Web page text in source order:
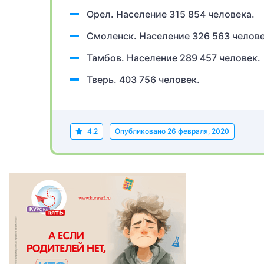
Орел. Население 315 854 человека.
Смоленск. Население 326 563
Тамбов. Население 289 457 человек.
Тверь. 403 756 человек.
4.2 Опубликовано 26 февраля, 2020